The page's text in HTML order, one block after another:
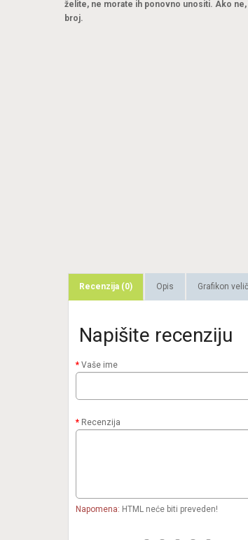
želite, ne morate ih ponovno unositi. Ako
broj.
Recenzija (0) Opis Grafikon
Napišite recenziju
Vaše ime
Recenzija
Napomena: HTML neće biti preveden!